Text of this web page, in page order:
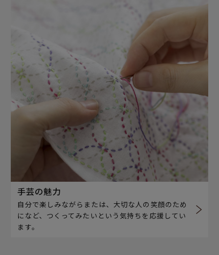
手芸の魅力
自分で楽しみながらまたは、大切な人の笑顔のため
になど、つくってみたいという気持ちを応援してい
ます。